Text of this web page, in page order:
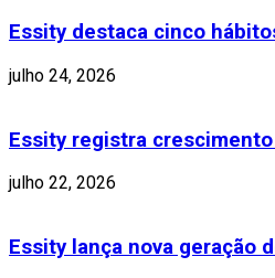
Essity destaca cinco
julho 24, 2026
Essity registra
julho 22, 2026
Essity lança nova geração